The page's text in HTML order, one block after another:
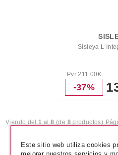
Sisleya L
Pvr 211.00€
-37%
Viendo del1 al8 (de 8productos)
Este sitio web utiliza cookies
mejorar nuestros servicios y